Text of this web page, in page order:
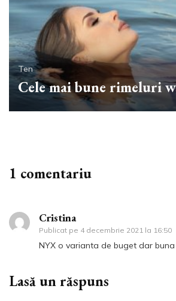
Ten
Cele mai bune rimeluri
1 comentariu
Cristina
Publicat pe 4 decembrie 2021 la 16:50
NYX o varianta de buget dar buna
Lasă un răspuns